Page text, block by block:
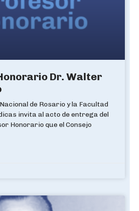
Dr. Walter
de Rosario y la Facultad
invita al acto de entrega del
Honorario que el Consejo